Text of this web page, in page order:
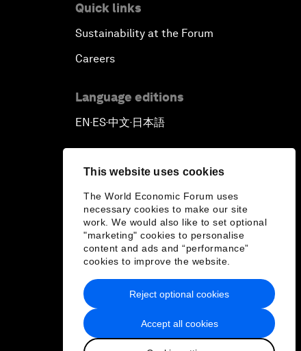
This website uses cookies
The World Economic Forum uses
necessary cookies to make our site
work. We would also like to set optional
"marketing" cookies to personalise
content and ads and “performance”
cookies to improve the website.
Accept all cookies
Reject optional cookies
Quick links
Sustainability at the Forum
Careers
Language editions
EN ▪ ES▪中文▪ 日本語